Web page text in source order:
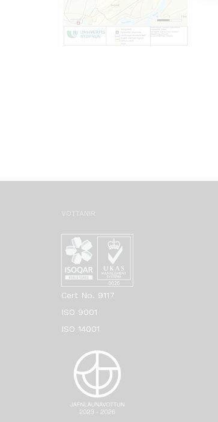
VOTTANIR
Cert No. 9117
ISO 9001
ISO 14001